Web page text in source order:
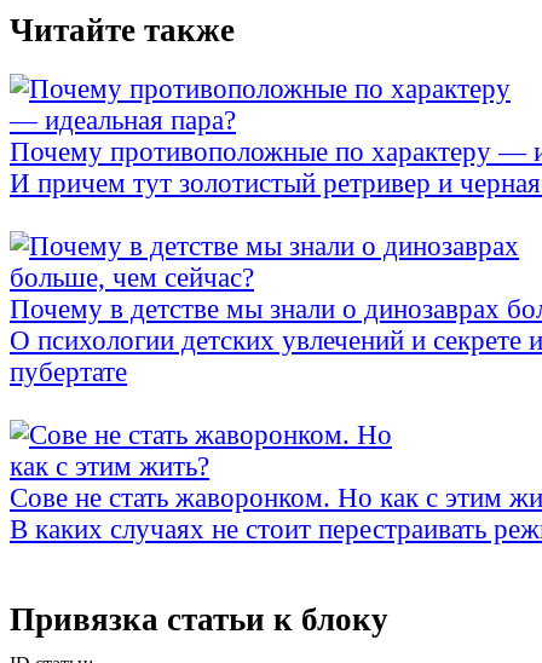
Читайте также
Почему противоположные по характеру —
И причем тут золотистый ретривер и
Почему в детстве мы знали о динозаврах
О психологии детских увлечений и секрете
пубертате
Сове не стать жаворонком. Но как с этим
В каких случаях не стоит перестраивать
Привязка статьи к блоку